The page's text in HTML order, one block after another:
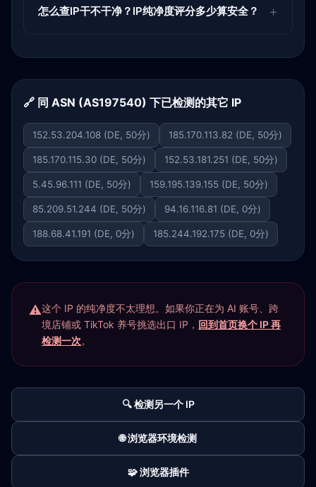
怎么查IP干不干净？IP纯净度评分多少算安全？
🔗 同 ASN (AS197540) 下已检测的其它 IP
152.53.204.108 (DE, 50分) 185.170.113.82 (DE, 50分)
185.170.115.30 (DE, 50分) 152.53.181.251 (DE, 50分)
5.45.96.111 (DE, 50分) 159.195.139.155 (DE, 50分)
85.209.51.244 (DE, 50分) 94.16.116.81 (DE, 0分)
188.68.41.191 (DE, 0分) 185.244.192.175 (DE, 0分)
这个 IP 的纯净度不太理想。如果你正在为 AI 账号、跨
境店铺或 TikTok 养号挑选出口 IP， 回到首页换个 IP 再
检测一次。
🔍 检测另一个 IP
🌐 浏览器环境检测
🧩 浏览器插件